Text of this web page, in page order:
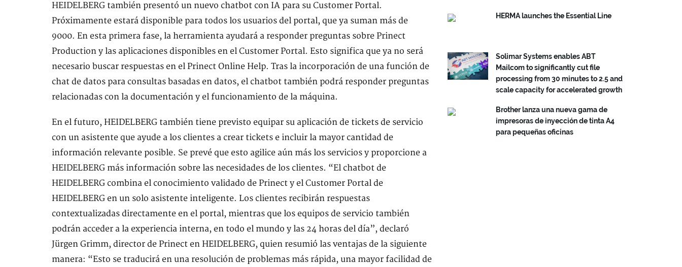
HEIDELBERG también presentó un nuevo chatbot con IA para su Customer Portal.
Próximamente estará disponible para todos los usuarios del portal, que ya suman más de
9000. En esta primera fase, la herramienta ayudará a responder preguntas sobre Prinect
Production y las aplicaciones disponibles en el Customer Portal. Esto significa que ya no será
necesario buscar respuestas en el Prinect Online Help. Tras la incorporación de una función de
chat de datos para consultas basadas en datos, el chatbot también podrá responder preguntas
relacionadas con la documentación y el funcionamiento de la máquina.
En el futuro, HEIDELBERG también tiene previsto equipar su aplicación de tickets de servicio
con un asistente que ayude a los clientes a crear tickets e incluir la mayor cantidad de
información relevante posible. Se prevé que esto agilice aún más los servicios y proporcione a
HEIDELBERG más información sobre las necesidades de los clientes. “El chatbot de
HEIDELBERG combina el conocimiento validado de Prinect y el Customer Portal de
HEIDELBERG en un solo asistente inteligente. Los clientes recibirán respuestas
contextualizadas directamente en el portal, mientras que los equipos de servicio también
podrán acceder a la experiencia interna, en todo el mundo y las 24 horas del día”, declaró
Jürgen Grimm, director de Prinect en HEIDELBERG, quien resumió las ventajas de la siguiente
manera: “Esto se traducirá en una resolución de problemas más rápida, una mayor facilidad de
HERMA launches the Essential Line
Solimar Systems enables ABT
Mailcom to significantly cut file
processing from 30 minutes to 2.5 and
scale capacity for accelerated growth
Brother lanza una nueva gama de
impresoras de inyección de tinta A4
para pequeñas oficinas